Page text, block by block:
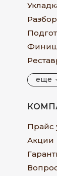
еще
Прайс
Акции